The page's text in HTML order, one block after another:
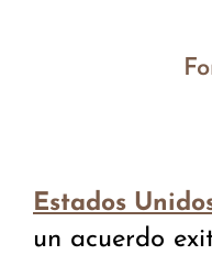
Estados
un acuerdo